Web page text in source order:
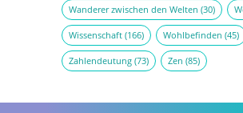
Wanderer zwischen den Welten (30)
Wissenschaft(166) Wohlbefinden (45)
Zahlendeutung(73) Zen (85)